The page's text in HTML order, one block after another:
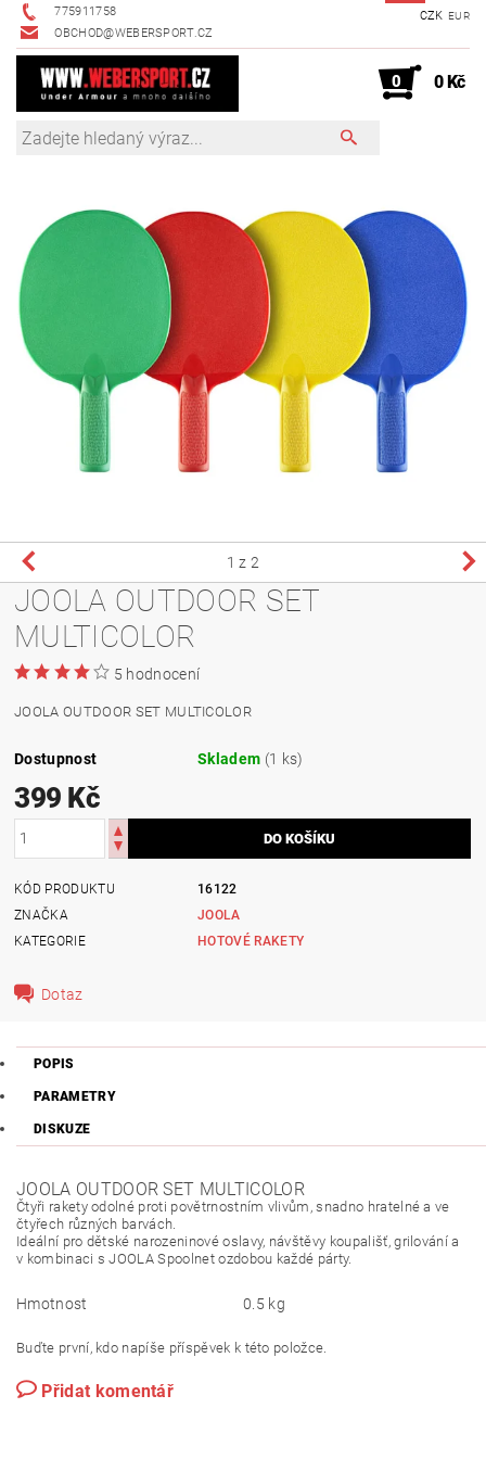
775911758
OBCHOD@WEBERSPORT.CZ
CZK EUR
0 0 Kč
1 z 2
JOOLA OUTDOOR SET
MULTICOLOR
5 hodnocení
JOOLA OUTDOOR SET MULTICOLOR
Dostupnost Skladem (1 ks)
399 Kč
KÓD PRODUKTU
16122
ZNAČKA
JOOLA
KATEGORIE
HOTOVÉ RAKETY
Dotaz
POPIS
PARAMETRY
DISKUZE
JOOLA OUTDOOR SET MULTICOLOR
Čtyři rakety odolné proti povětrnostním vlivům, snadno hratelné a ve
čtyřech různých barvách.
Ideální pro dětské narozeninové oslavy, návštěvy koupališť, grilování a
v kombinaci s JOOLA Spoolnet ozdobou každé párty.
Hmotnost 0.5 kg
Buďte první, kdo napíše příspěvek k této položce.
Přidat komentář